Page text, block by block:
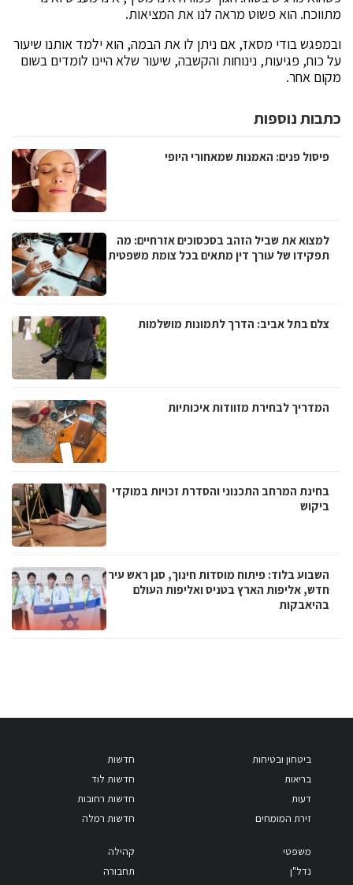
מתווכח. הוא פשוט מראה לנו את המציאות.
ובמפגש בודי מסאז, אם ניתן לו את הבמה, הוא ילמד אותנו שיעור
על כוח, פגיעות, נינוחות והקשבה, שיעור שלא היינו לומדים בשום
מקום אחר.
כתבות נוספות
פיסול פנים: האמנות שמאחורי היופי
למצוא את שביל הזהב בסכסוכים אזרחיים: מה
תפקידו של עורך דין מתאים בכל צומת משפטית
צלם בתל אביב: הדרך לתמונות מושלמות
המדריך לבחירת מזוודות איכותיות
בחינת המרחב התכנוני והסדרת זכויות במוקדי
ביקוש
השבוע בלוד: פיתוח מוסדות חינוך, סגן ראש עיר
חדש, אליפות הארץ בטניס ואליפות העולם
בהיאבקות
ביטחון ובטיחות
בריאות
דעות
זירת המומחים
חדשות
חדשות לוד
חדשות רחובות
חדשות רמלה
משפטי
נדל"ן
קהילה
תחבורה